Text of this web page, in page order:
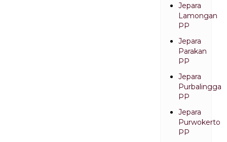
Jepara
Lamongan
PP
Jepara
Parakan
PP
Jepara
Purbalingga
PP
Jepara
Purwokerto
PP